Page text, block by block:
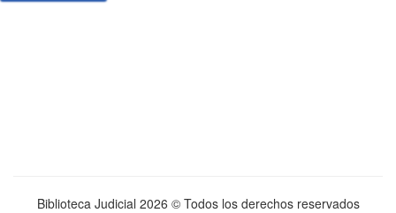
Biblioteca Judicial 2026 © Todos los derechos reservados